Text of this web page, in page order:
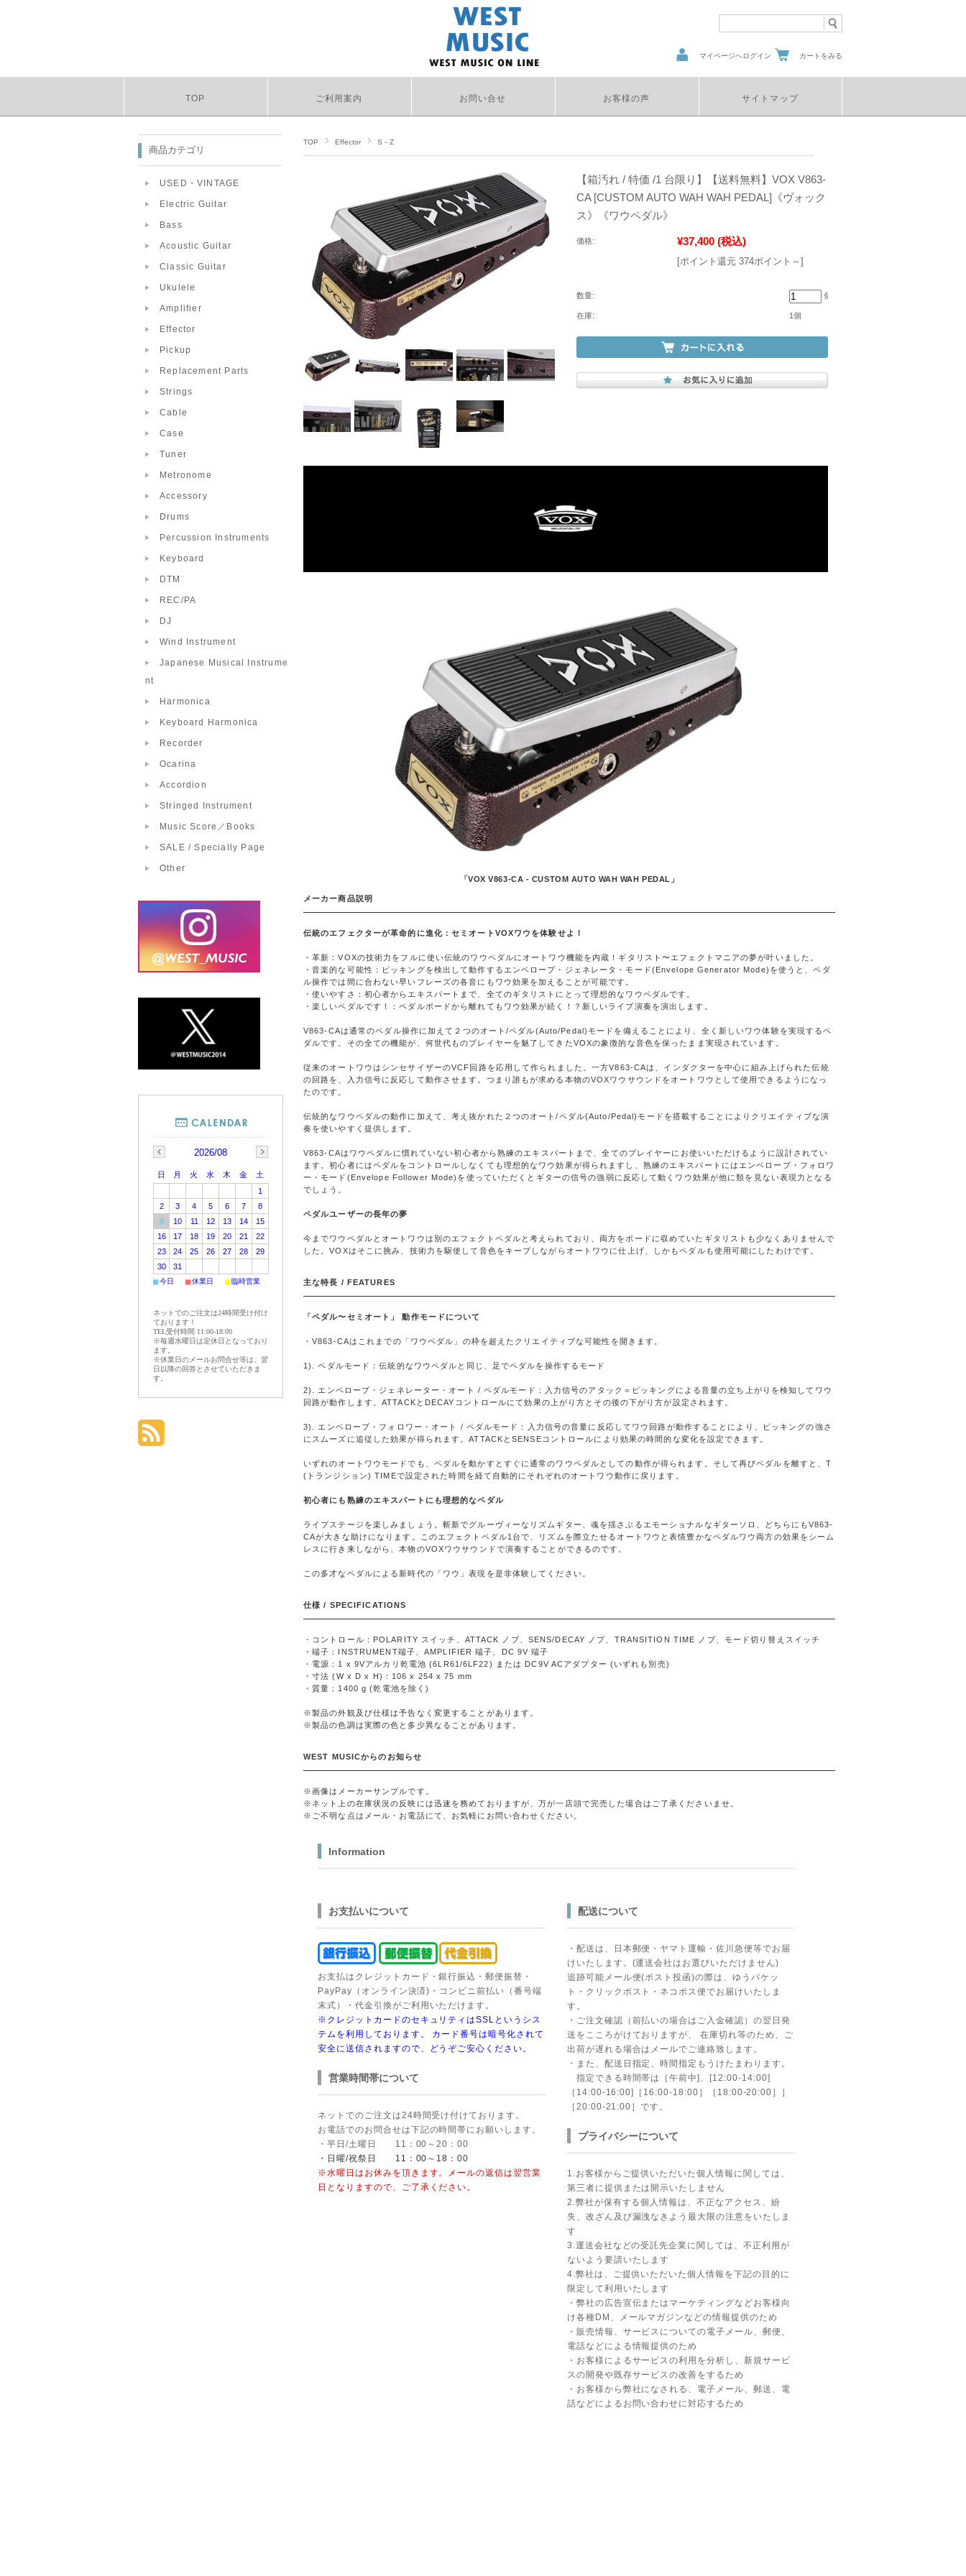
マイページへログイン カートをみる
TOP ご利用案内 お問い合せ お客様の声 サイトマップ
TOP Effector S－Z
【箱汚れ / 特価 /1 台限り】【送料無料】VOX V863-
CA [CUSTOM AUTO WAH WAH PEDAL]《ヴォック
ス》《ワウペダル》
価格: ¥37,400 (税込)
[ポイント還元 374ポイント～]
数量: 個
在庫: 1個
「VOX V863-CA - CUSTOM AUTO WAH WAH PEDAL」
メーカー商品説明
伝統のエフェクターが革命的に進化：セミオートVOXワウを体験せよ！
・革新：VOXの技術力をフルに使い伝統のワウペダルにオートワウ機能を内蔵！ギタリスト〜エフェクトマニアの夢が叶いました。
・音楽的な可能性：ピッキングを検出して動作するエンベロープ・ジェネレータ・モード(Envelope Generator Mode)を使うと、ペダ
ル操作では間に合わない早いフレーズの各音にもワウ効果を加えることが可能です。
・使いやすさ：初心者からエキスパートまで、全てのギタリストにとって理想的なワウペダルです。
・楽しいペダルです！：ペダルボードから離れてもワウ効果が続く！？新しいライブ演奏を演出します。
V863-CAは通常のペダル操作に加えて２つのオート/ペダル(Auto/Pedal)モードを備えることにより、全く新しいワウ体験を実現するペ
ダルです。その全ての機能が、何世代ものプレイヤーを魅了してきたVOXの象徴的な音色を保ったまま実現されています。
従来のオートワウはシンセサイザーのVCF回路を応用して作られました。一方V863-CAは、インダクターを中心に組み上げられた伝統
の回路を、入力信号に反応して動作させます。つまり誰もが求める本物のVOXワウサウンドをオートワウとして使用できるようになっ
たのです。
伝統的なワウペダルの動作に加えて、考え抜かれた２つのオート/ペダル(Auto/Pedal)モードを搭載することによりクリエイティブな演
奏を使いやすく提供します。
V863-CAはワウペダルに慣れていない初心者から熟練のエキスパートまで、全てのプレイヤーにお使いいただけるように設計されてい
ます。初心者にはペダルをコントロールしなくても理想的なワウ効果が得られますし、熟練のエキスパートにはエンベロープ・フォロワ
ー・モード(Envelope Follower Mode)を使っていただくとギターの信号の強弱に反応して動くワウ効果が他に類を見ない表現力となる
でしょう。
ペダルユーザーの長年の夢
今までワウペダルとオートワウは別のエフェクトペダルと考えられており、両方をボードに収めていたギタリストも少なくありませんで
した。VOXはそこに挑み、技術力を駆使して音色をキープしながらオートワウに仕上げ、しかもペダルも使用可能にしたわけです。
主な特長 / FEATURES
「ペダル〜セミオート」 動作モードについて
・V863-CAはこれまでの「ワウペダル」の枠を超えたクリエイティブな可能性を開きます。
1). ペダルモード：伝統的なワウペダルと同じ、足でペダルを操作するモード
2). エンベロープ・ジェネレーター・オート / ペダルモード：入力信号のアタック＝ピッキングによる音量の立ち上がりを検知してワウ
回路が動作します。ATTACKとDECAYコントロールにて効果の上がり方とその後の下がり方が設定されます。
3). エンベロープ・フォロワー・オート / ペダルモード：入力信号の音量に反応してワウ回路が動作することにより、ピッキングの強さ
にスムーズに追従した効果が得られます。ATTACKとSENSEコントロールにより効果の時間的な変化を設定できます。
いずれのオートワウモードでも、ペダルを動かすとすぐに通常のワウペダルとしての動作が得られます。そして再びペダルを離すと、T
(トランジション) TIMEで設定された時間を経て自動的にそれぞれのオートワウ動作に戻ります。
初心者にも熟練のエキスパートにも理想的なペダル
ライブステージを楽しみましょう。斬新でグルーヴィーなリズムギター、魂を揺さぶるエモーショナルなギターソロ、どちらにもV863-
CAが大きな助けになります。このエフェクトペダル1台で、リズムを際立たせるオートワウと表情豊かなペダルワウ両方の効果をシーム
レスに行き来しながら、本物のVOXワウサウンドで演奏することができるのです。
この多才なペダルによる新時代の「ワウ」表現を是非体験してください。
仕様 / SPECIFICATIONS
・コントロール：POLARITY スイッチ、ATTACK ノブ、SENS/DECAY ノブ、TRANSITION TIME ノブ、モード切り替えスイッチ
・端子：INSTRUMENT端子、AMPLIFIER 端子、DC 9V 端子
・電源：1 x 9Vアルカリ乾電池 (6LR61/6LF22) または DC9V ACアダプター (いずれも別売)
・寸法 (W x D x H)：106 x 254 x 75 mm
・質量：1400 g (乾電池を除く)
※製品の外観及び仕様は予告なく変更することがあります。
※製品の色調は実際の色と多少異なることがあります。
WEST MUSICからのお知らせ
※画像はメーカーサンプルです。
※ネット上の在庫状況の反映には迅速を務めておりますが、万が一店頭で完売した場合はご了承くださいませ。
※ご不明な点はメール・お電話にて、お気軽にお問い合わせください。
Information
お支払いについて
お支払はクレジットカード・銀行振込・郵便振替・
PayPay（オンライン決済)・コンビニ前払い（番号端
末式）・代金引換がご利用いただけます。
※クレジットカードのセキュリティはSSLというシス
テムを利用しております。 カード番号は暗号化されて
安全に送信されますので、どうぞご安心ください。
営業時間帯について
ネットでのご注文は24時間受け付けております。
お電話でのお問合せは下記の時間帯にお願いします。
・平日/土曜日 11：00～20：00
・日曜/祝祭日 11：00～18：00
※水曜日はお休みを頂きます。メールの返信は翌営業
日となりますので、ご了承ください。
配送について
・配送は、日本郵便・ヤマト運輸・佐川急便等でお届
けいたします。(運送会社はお選びいただけません)
追跡可能メール便(ポスト投函)の際は、ゆうパケッ
ト・クリックポスト・ネコポス便でお届けいたしま
す。
・ご注文確認（前払いの場合はご入金確認）の翌日発
送をこころがけておりますが、 在庫切れ等のため、ご
出荷が遅れる場合はメールでご連絡致します。
・また、配送日指定、時間指定もうけたまわります。
指定できる時間帯は［午前中]、[12:00-14:00]
［14:00-16:00]［16:00-18:00］［18:00-20:00］］
［20:00-21:00］です。
プライバシーについて
1.お客様からご提供いただいた個人情報に関しては、
第三者に提供または開示いたしません
2.弊社が保有する個人情報は、不正なアクセス、紛
失、改ざん及び漏洩なきよう最大限の注意をいたしま
す
3.運送会社などの受託先企業に関しては、不正利用が
ないよう要請いたします
4.弊社は、ご提供いただいた個人情報を下記の目的に
限定して利用いたします
・弊社の広告宣伝またはマーケティングなどお客様向
け各種DM、メールマガジンなどの情報提供のため
・販売情報、サービスについての電子メール、郵便、
電話などによる情報提供のため
・お客様によるサービスの利用を分析し、新規サービ
スの開発や既存サービスの改善をするため
・お客様から弊社になされる、電子メール、郵送、電
話などによるお問い合わせに対応するため
商品カテゴリ
USED・VINTAGE
Electric Guitar
Bass
Acoustic Guitar
Classic Guitar
Ukulele
Amplifier
Effector
Pickup
Replacement Parts
Strings
Cable
Case
Tuner
Metronome
Accessory
Drums
Percussion Instruments
Keyboard
DTM
REC/PA
DJ
Wind Instrument
Japanese Musical Instrume
nt
Harmonica
Keyboard Harmonica
Recorder
Ocarina
Accordion
Stringed Instrument
Music Score／Books
SALE / Specially Page
Other
2026/08
日 月 火 水 木 金
土
1
2
3 4 5 6 7
8
9
10 11 12 13 14
15
16
17 18 19 20 21
22
23
24 25 26 27 28
29
30
31
■今日 ■休業日 ■臨時営業
ネットでのご注文は24時間受け付け
ております！
TEL受付時間 11:00-18:00
※毎週水曜日は定休日となっており
ます。
※休業日のメールお問合せ等は、翌
日以降の回答とさせていただきま
す。